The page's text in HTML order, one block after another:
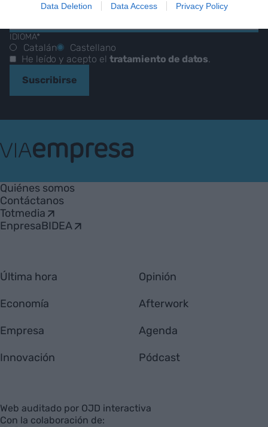
Data Deletion Data Access Privacy Policy
CORREO ELECTRÓNICO
IDIOMA*
Catalán
Castellano
He leído y acepto el tratamiento de datos.
Suscribirse
Empresa
Quiénes somos
Contáctanos
Totmedia
EnpresaBIDEA
Última hora
Economía
Empresa
Innovación
Opinión
Afterwork
Agenda
Pódcast
Web auditado por OJD interactiva
Con la colaboración de: